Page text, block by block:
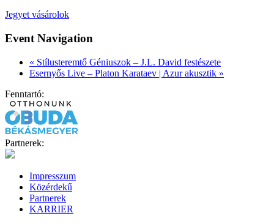
Jegyet vásárolok
Event Navigation
« Stílusteremtő Géniuszok – J.L. David festészete
Esernyős Live – Platon Karataev | Azur akusztik »
Fenntartó:
Partnerek:
Impresszum
Közérdekű
Partnerek
KARRIER